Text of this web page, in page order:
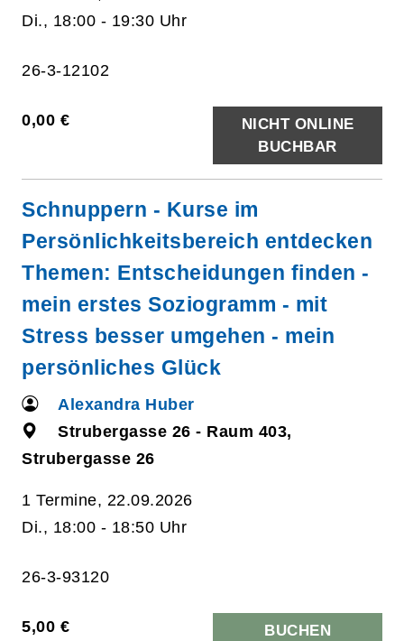
Di., 18:00 - 19:30 Uhr
26-3-12102
0,00 €
NICHT ONLINE
BUCHBAR
Schnuppern - Kurse im
Persönlichkeitsbereich entdecken
Themen: Entscheidungen finden -
mein erstes Soziogramm - mit
Stress besser umgehen - mein
persönliches Glück
Alexandra Huber
Strubergasse 26 - Raum 403,
Strubergasse 26
1 Termine, 22.09.2026
Di., 18:00 - 18:50 Uhr
26-3-93120
5,00 € BUCHEN